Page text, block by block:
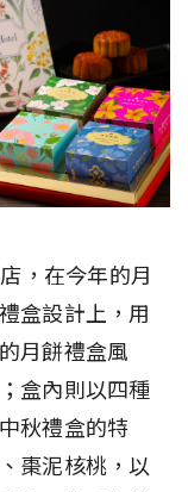
，在今年的月
盒設計上，用
月餅禮盒風
盒內則以四種
秋禮盒的特
棗泥核桃，以